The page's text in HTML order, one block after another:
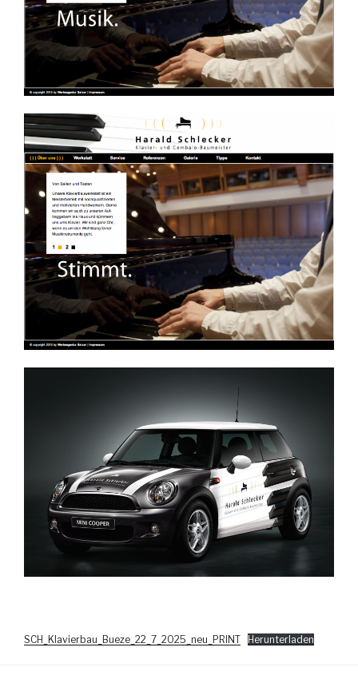
SCH_Klavierbau_Bueze_22_7_2025_neu_PRINT Herunterladen